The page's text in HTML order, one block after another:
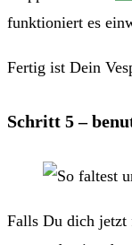
funktioniert es
Fertig ist Dein
Schritt 5 –
Falls Du dich jetzt